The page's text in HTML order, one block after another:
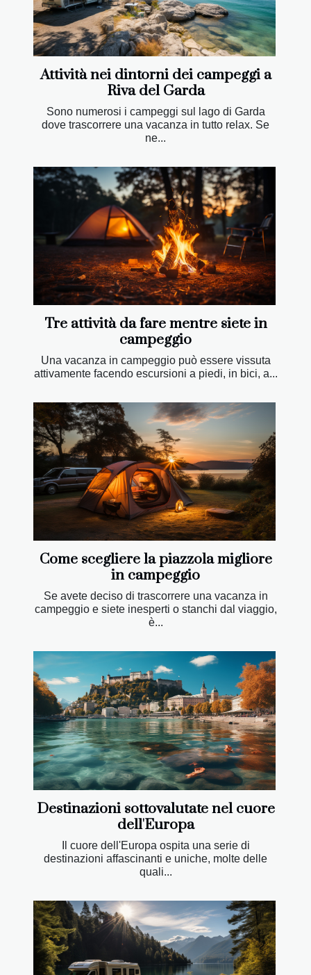
Attività nei dintorni dei campeggi a
Riva del Garda
Sono numerosi i campeggi sul lago di Garda
dove trascorrere una vacanza in tutto relax. Se
ne...
Tre attività da fare mentre siete in
campeggio
Una vacanza in campeggio può essere vissuta
attivamente facendo escursioni a piedi, in bici, a...
Come scegliere la piazzola migliore
in campeggio
Se avete deciso di trascorrere una vacanza in
campeggio e siete inesperti o stanchi dal viaggio,
è...
Destinazioni sottovalutate nel cuore
dell'Europa
Il cuore dell'Europa ospita una serie di
destinazioni affascinanti e uniche, molte delle
quali...